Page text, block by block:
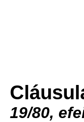
19/80,